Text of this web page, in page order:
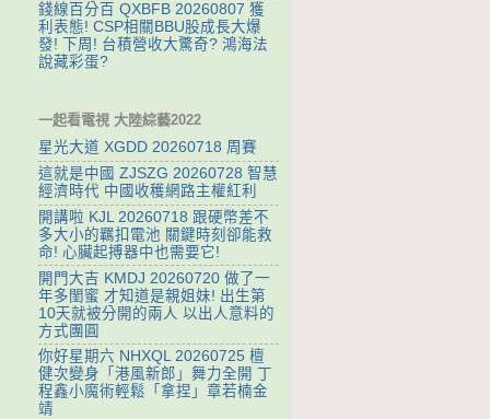
錢線百分百 QXBFB 20260807 獲
利表態! CSP相關BBU股成長大爆
發! 下周! 台積營收大驚奇? 鴻海法
說藏彩蛋?
一起看電視 大陸綜藝2022
星光大道 XGDD 20260718 周賽
這就是中國 ZJSZG 20260728 智慧
經濟時代 中國收穫網路主權紅利
開講啦 KJL 20260718 跟硬幣差不
多大小的羈扣電池 關鍵時刻卻能救
命! 心臟起搏器中也需要它!
開門大吉 KMDJ 20260720 做了一
年多閨蜜 才知道是親姐妹! 出生第
10天就被分開的兩人 以出人意料的
方式團圓
你好星期六 NHXQL 20260725 檀
健次變身「港風新郎」舞力全開 丁
程鑫小魔術輕鬆「拿捏」章若楠金
靖